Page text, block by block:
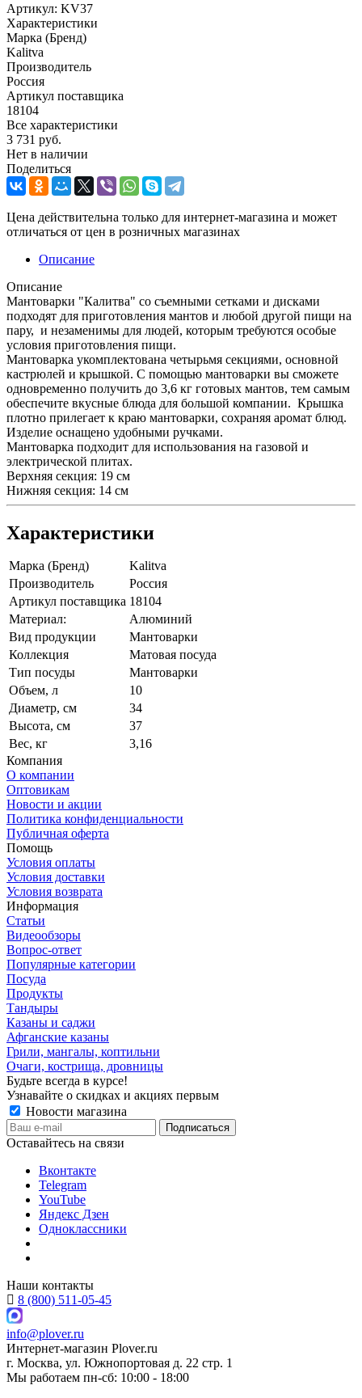
Артикул: KV37
Характеристики
Марка (Бренд)
Kalitva
Производитель
Россия
Артикул поставщика
18104
Все характеристики
3 731 руб.
Нет в наличии
Поделиться
Цена действительна только для интернет-магазина и может
отличаться от цен в розничных магазинах
Описание
Описание
Мантоварки "Калитва" со съемными сетками и дисками
подходят для приготовления мантов и любой другой пищи на
пару, и незаменимы для людей, которым требуются особые
условия приготовления пищи.
Мантоварка укомплектована четырьмя секциями, основной
кастрюлей и крышкой. С помощью мантоварки вы сможете
одновременно получить до 3,6 кг готовых мантов, тем самым
обеспечите вкусные блюда для большой компании. Крышка
плотно прилегает к краю мантоварки, сохраняя аромат блюд.
Изделие оснащено удобными ручками.
Мантоварка подходит для использования на газовой и
электрической плитах.
Верхняя секция: 19 см
Нижняя секция: 14 см
Характеристики
Марка (Бренд)
Kalitva
Производитель
Россия
Артикул поставщика 18104
Материал:
Алюминий
Вид продукции
Мантоварки
Коллекция
Матовая посуда
Тип посуды
Мантоварки
Объем, л
10
Диаметр, см
34
Высота, см
37
Вес, кг
3,16
Компания
О компании
Оптовикам
Новости и акции
Политика конфиденциальности
Публичная оферта
Помощь
Условия оплаты
Условия доставки
Условия возврата
Информация
Статьи
Видеообзоры
Вопрос-ответ
Популярные категории
Посуда
Продукты
Тандыры
Казаны и саджи
Афганские казаны
Грили, мангалы, коптильни
Очаги, кострища, дровницы
Будьте всегда в курсе!
Узнавайте о скидках и акциях первым
Новости магазина
Оставайтесь на связи
Вконтакте
Telegram
YouTube
Яндекс Дзен
Одноклассники
Наши контакты
8 (800) 511-05-45
info@plover.ru
Интернет-магазин Plover.ru
г. Москва, ул. Южнопортовая д. 22 стр. 1
Мы работаем пн-сб: 10:00 - 18:00